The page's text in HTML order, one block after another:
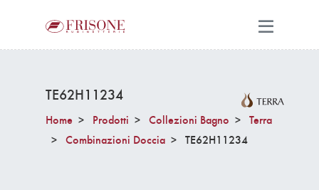
TE62H11234
Home Prodotti Collezioni Bagno
Terra
Combinazioni Doccia
TE62H11234